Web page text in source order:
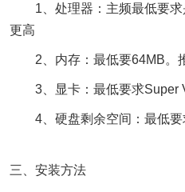
1、处理器：主频最低要求
更高
2、内存：最低要64MB。
3、显卡：最低要求Super
4、硬盘剩余空间：最低要
三、安装方法